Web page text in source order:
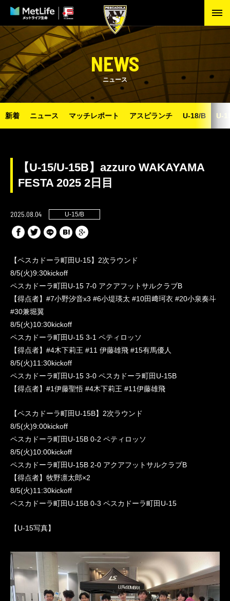
NEWS
ニュース
新着 ニュース マッチレポート アスピランチ U-18/B U-
【U-15/U-15B】azzuro WAKAYAMA
FESTA 2025 2日目
2025.08.04 U-15/B
【ペスカドーラ町田U-15】2次ラウンド
8/5(火)9:30kickoff
ペスカドーラ町田U-15 7-0 アクアフットサルクラブB
【得点者】#7小野汐音x3 #6小堤瑛太 #10田﨑珂衣 #20小泉奏斗
#30兼堀翼
8/5(火)10:30kickoff
ペスカドーラ町田U-15 3-1 ペティロッソ
【得点者】#4木下莉王 #11 伊藤雄飛 #15有馬優人
8/5(火)11:30kickoff
ペスカドーラ町田U-15 3-0 ペスカドーラ町田U-15B
【得点者】#1伊藤聖悟 #4木下莉王 #11伊藤雄飛
【ペスカドーラ町田U-15B】2次ラウンド
8/5(火)9:00kickoff
ペスカドーラ町田U-15B 0-2 ペティロッソ
8/5(火)10:00kickoff
ペスカドーラ町田U-15B 2-0 アクアフットサルクラブB
【得点者】牧野凛太郎×2
8/5(火)11:30kickoff
ペスカドーラ町田U-15B 0-3 ペスカドーラ町田U-15
【U-15写真】